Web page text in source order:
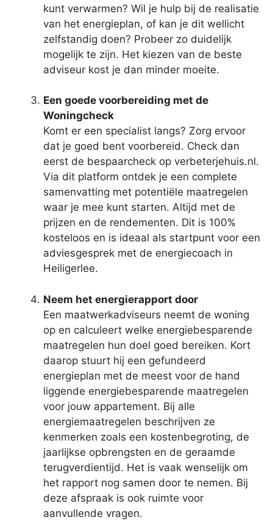
kunt verwarmen? Wil je hulp bij de realisatie
van het energieplan, of kan je dit wellicht
zelfstandig doen? Probeer zo duidelijk
mogelijk te zijn. Het kiezen van de beste
adviseur kost je dan minder moeite.
Een goede voorbereiding met de
Woningcheck
Komt er een specialist langs? Zorg ervoor
dat je goed bent voorbereid. Check dan
eerst de bespaarcheck op verbeterjehuis.nl.
Via dit platform ontdek je een complete
samenvatting met potentiële maatregelen
waar je mee kunt starten. Altijd met de
prijzen en de rendementen. Dit is 100%
kosteloos en is ideaal als startpunt voor een
adviesgesprek met de energiecoach in
Heiligerlee.
Neem het energierapport door
Een maatwerkadviseurs neemt de woning
op en calculeert welke energiebesparende
maatregelen hun doel goed bereiken. Kort
daarop stuurt hij een gefundeerd
energieplan met de meest voor de hand
liggende energiebesparende maatregelen
voor jouw appartement. Bij alle
energiemaatregelen beschrijven ze
kenmerken zoals een kostenbegroting, de
jaarlijkse opbrengsten en de geraamde
terugverdientijd. Het is vaak wenselijk om
het rapport nog samen door te nemen. Bij
deze afspraak is ook ruimte voor
aanvullende vragen.